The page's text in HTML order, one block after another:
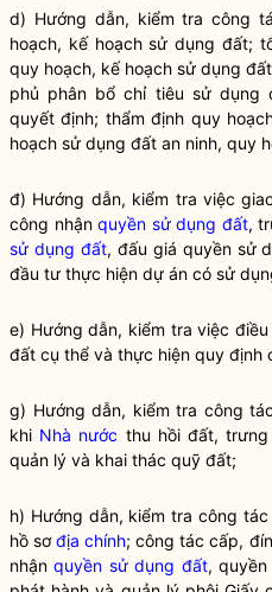
d) Hướng dẫn, kiểm tracông
hoạch, kế hoạch sử dụng đất;
quy hoạch, kế hoạch sử dụng đất
phủ phân bổ chỉ tiêu sử
quyết định; thẩm định quy
hoạch sử dụng đất an ninh, quy
đ) Hướng dẫn, kiểm tra việc
công nhậnquyền sử dụng đất,
sử dụng đất, đấu giá quyền sử
đầu tư thực hiện dự án có sử
e) Hướng dẫn, kiểm tra việc
đất cụ thể và thực hiện quy định
g) Hướng dẫn, kiểm tra công tác
khi Nhà nước thu hồi đất,
quản lý và khai thác quỹ đất;
h) Hướng dẫn, kiểm tra công tác
hồ sơđịa chính;công tác cấp,
nhậnquyền sử dụng đất,